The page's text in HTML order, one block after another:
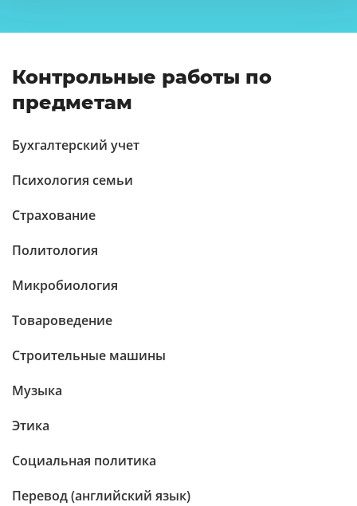
Контрольные работы по
предметам
Бухгалтерский учет
Психология семьи
Страхование
Политология
Микробиология
Товароведение
Строительные машины
Музыка
Этика
Социальная политика
Перевод (английский язык)